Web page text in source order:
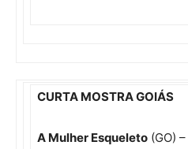
CURTA MOSTRA GOIÁS
A Mulher Esqueleto (GO)